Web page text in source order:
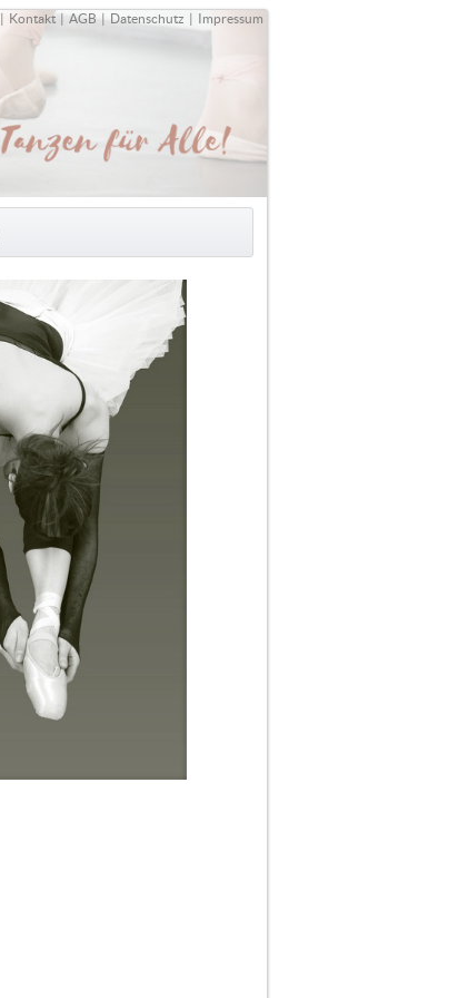
| Kontakt | AGB | Datenschutz | Impressum